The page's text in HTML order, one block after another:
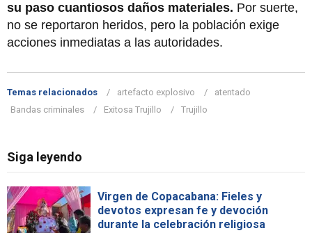
su paso cuantiosos daños materiales. Por suerte,
no se reportaron heridos, pero la población exige
acciones inmediatas a las autoridades.
Temas relacionados artefacto explosivo
atentado
Bandas criminales
Exitosa Trujillo Trujillo
Siga leyendo
Virgen de Copacabana: Fieles y
devotos expresan fe y devoción
durante la celebración religiosa